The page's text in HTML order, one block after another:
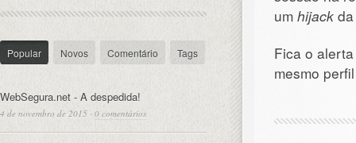
um hijack
Fica o
mesmo
Popular Novos Comentário Tags
WebSegura.net - A despedida!
4 de novembro de 2015 · 0 comentários